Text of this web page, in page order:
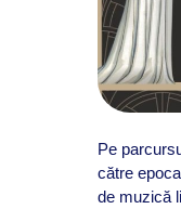
Pe
către
de muzică